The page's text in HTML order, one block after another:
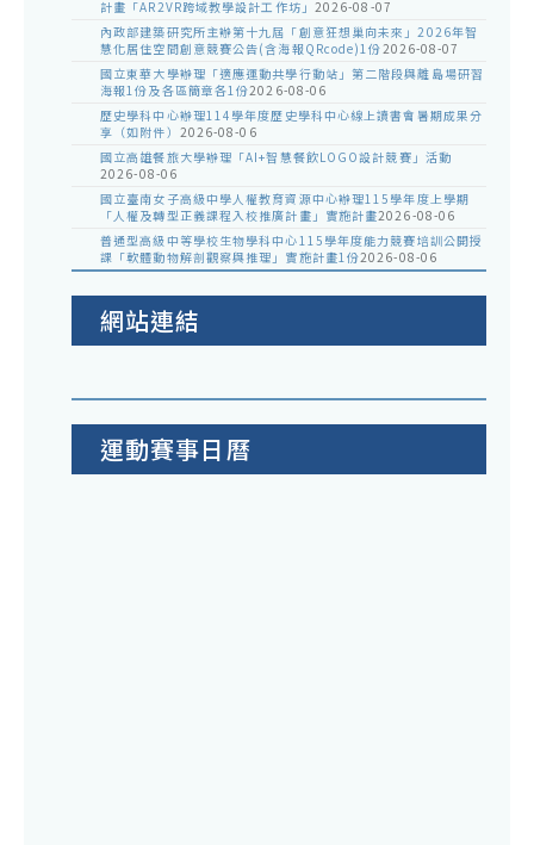
計畫「AR2VR跨域教學設計工作坊」 2026-08-07
內政部建築研究所主辦第十九屆「創意狂想巢向未來」2026年智
慧化居住空間創意競賽公告(含海報QRcode)1份2026-08-07
國立東華大學辦理「適應運動共學行動站」第二階段與離島場研習
海報1份及各區簡章各1份2026-08-06
歷史學科中心辦理114學年度歷史學科中心線上讀書會暑期成果分
享（如附件） 2026-08-06
國立高雄餐旅大學辦理「AI+智慧餐飲LOGO設計競賽」活動
2026-08-06
國立臺南女子高級中學人權教育資源中心辦理115學年度上學期
「人權及轉型正義課程入校推廣計畫」實施計畫2026-08-06
普通型高級中等學校生物學科中心115學年度能力競賽培訓公開授
課「軟體動物解剖觀察與推理」實施計畫1份2026-08-06
網站連結
運動賽事日曆